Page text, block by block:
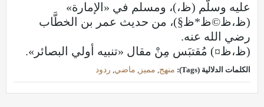
عليه وسلَّم (ظ،)، ومسلم في «الإمارة»
(ظ،ظ©ظ*ظ§)، من حديث عمر بن الخطَّاب
رضي الله عنه.
(ظ،ظ¤) مُقتبَس مِنْ مقال «تنبيه أولي البصائر».
الكلمات الدلالية (Tags): منهج, مميز , ماضي, ردود